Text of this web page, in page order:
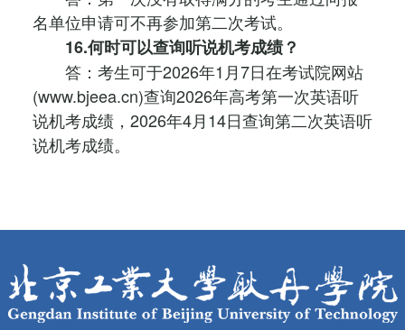
名单位申请可不再参加第二次考试。
16.何时可以查询听说机考成绩？
答：考生可于2026年1月7日在考试院网站
(www.bjeea.cn)查询2026年高考第一次英语听
说机考成绩，2026年4月14日查询第二次英语听
说机考成绩。